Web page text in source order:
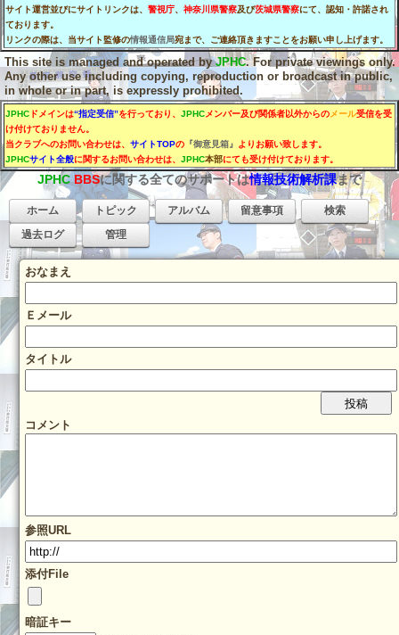
サイト運営並びにサイトリンクは、 警視庁、 神奈川県警察及び茨城県警察にて、認知・許諾され
ております。
リンクの際は、当サイト監修の情報通信局宛まで、ご連絡頂きますことをお願い申し上げます。
This site is managed and operated byJPHC. For private viewings only.
Any other use including copying, reproduction or broadcast in public,
in whole or in part, is expressly prohibited.
JPHC ドメインは“指定受信”を行っており、 JPHCメンバー及び関係者以外からの メール受信を受
け付けておりません。
当クラブへのお問い合わせは、 サイトTOPの 『御意見箱』 よりお願い致します。
JPHCサイト全般に関するお問い合わせは、 JPHC本部にても受け付けております。
JPHC BBSに関する全てのサポートは情報技術解析課まで
ホーム トピック アルバム 留意事項
検索
過去ログ
管理
おなまえ
Ｅメール
タイトル
コメント
参照URL
添付File
暗証キー